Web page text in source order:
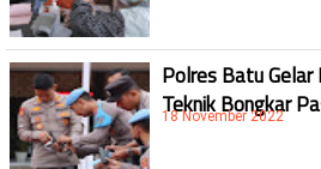
Polres Batu
Teknik Bongkar
18 November 2022